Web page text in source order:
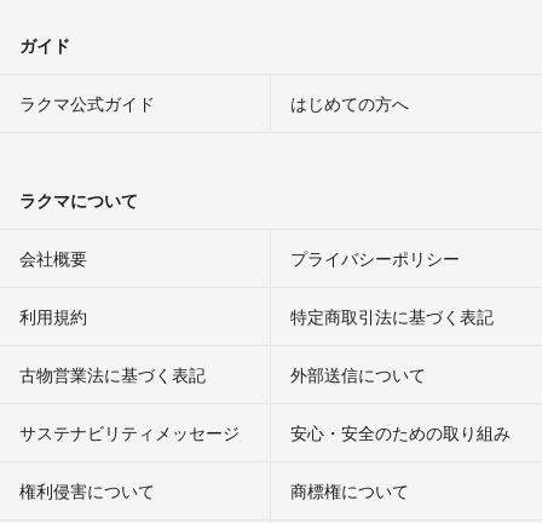
ガイド
ラクマ公式ガイド はじめての方へ
ラクマについて
会社概要 プライバシーポリシー
利用規約 特定商取引法に基づく表記
古物営業法に基づく表記 外部送信について
サステナビリティメッセージ 安心・安全のための取り組み
権利侵害について
商標権について